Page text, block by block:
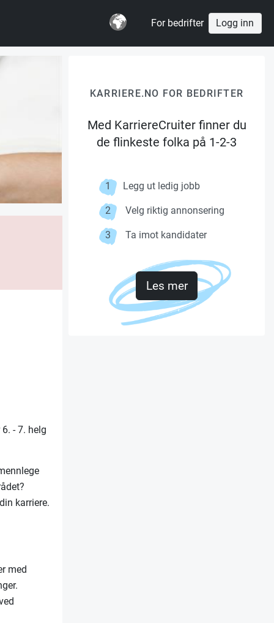
For bedrifter Logg inn
- 7. helg
karriere.
med
KARRIERE.NO FOR BEDRIFTER
Med KarriereCruiter finner du
de flinkeste folka på 1-2-3
1 Legg ut ledig jobb
2 Velg riktig annonsering
3 Ta imot kandidater
Les mer